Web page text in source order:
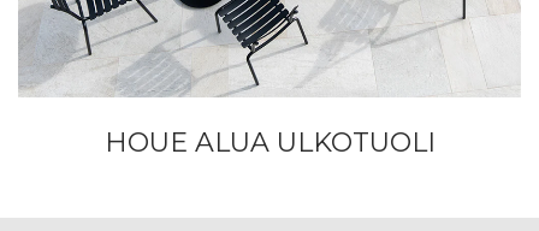
HOUE ALUA ULKOTUOLI